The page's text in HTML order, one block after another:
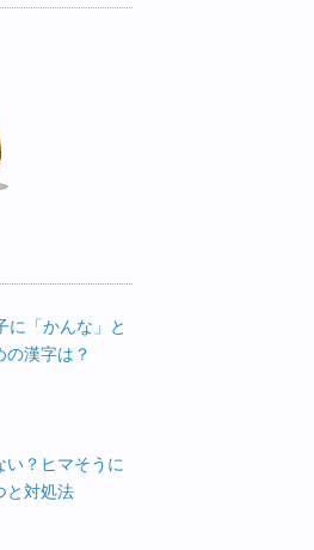
に「かんな」と
の漢字は？
い？ヒマそうに
と対処法